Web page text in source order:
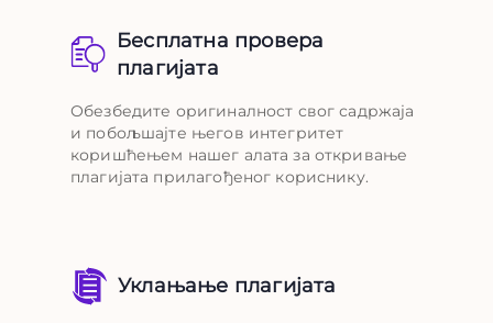
Бесплатна провера
плагијата
Обезбедите оригиналност свог садржаја
и побољшајте његов интегритет
коришћењем нашег алата за откривање
плагијата прилагођеног кориснику.
Уклањање плагијата